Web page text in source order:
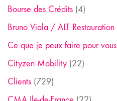
Bourse des Crédits (4)
Bruno Viala / ALT Restauration
Ce que je peux faire pour vous
Cityzen Mobility (22)
Clients (729)